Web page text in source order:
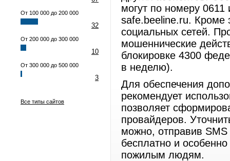
От 100 000 до 200 000
32
От 200 000 до 300 000
10
От 300 000 до 500 000
3
Все типы сайтов
могут по номеру
safe.beeline.ru. Кроме
социальных сетей.
мошеннические
блокировке 4300
в неделю).
Для обеспечения
рекомендует
позволяет
провайдеров.
можно, отправив
бесплатно и
пожилым людям.